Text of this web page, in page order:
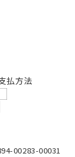
払方法
00283-00031